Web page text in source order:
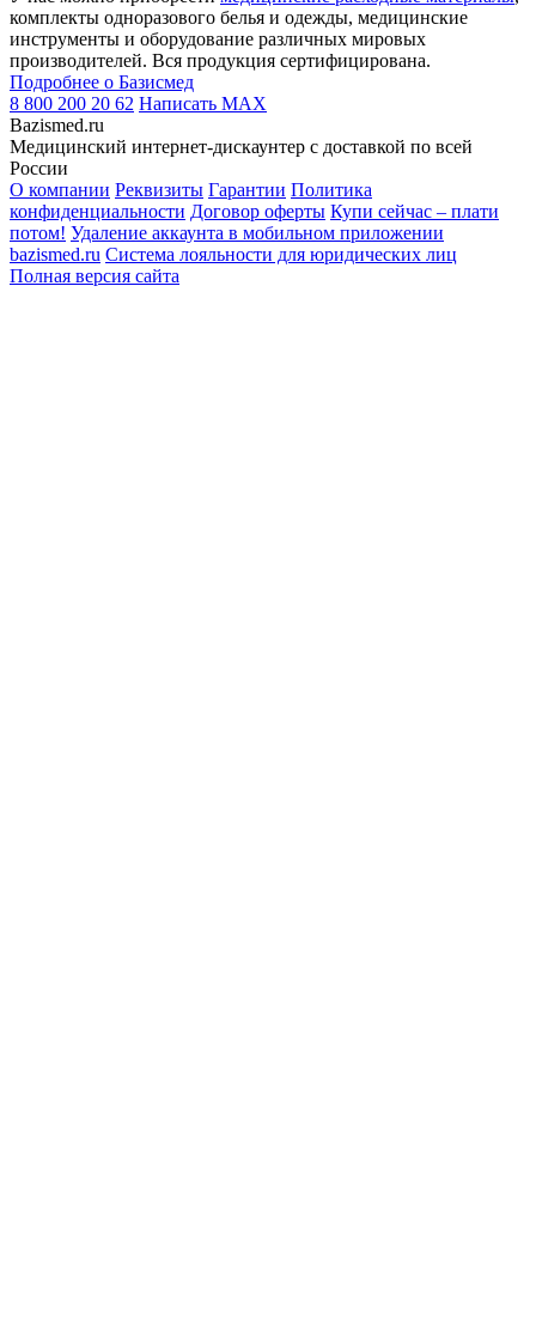
комплекты одноразового белья и одежды, медицинские
инструменты и оборудование различных мировых
производителей. Вся продукция сертифицирована.
Подробнее о Базисмед
8 800 200 20 62 Написать MAX
Bazismed.ru
Медицинский интернет-дискаунтер с доставкой по всей
России
О компании Реквизиты Гарантии Политика
конфиденциальности Договор оферты Купи сейчас – плати
потом! Удаление аккаунта в мобильном приложении
bazismed.ru Система лояльности для юридических лиц
Полная версия сайта